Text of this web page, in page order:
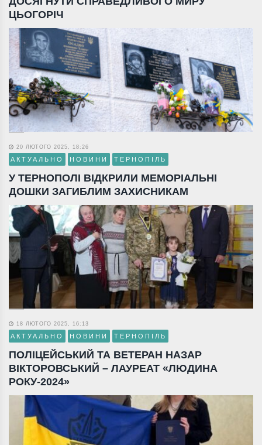
ЦЬОГОРІЧ
20 ЛЮТОГО 2025, 18:26
АКТУАЛЬНО НОВИНИ ТЕРНОПІЛЬ
У ТЕРНОПОЛІ ВІДКРИЛИ МЕМОРІАЛЬНІ
ДОШКИ ЗАГИБЛИМ ЗАХИСНИКАМ
18 ЛЮТОГО 2025, 16:13
АКТУАЛЬНО НОВИНИ ТЕРНОПІЛЬ
ПОЛІЦЕЙСЬКИЙ ТА ВЕТЕРАН НАЗАР
ВІКТОРОВСЬКИЙ – ЛАУРЕАТ «ЛЮДИНА
РОКУ-2024»